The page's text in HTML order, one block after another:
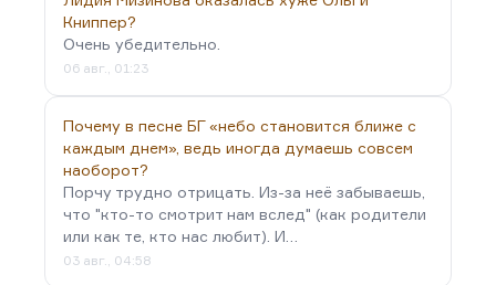
Книппер?
Очень убедительно.
06 авг., 01:23
Почему в песне БГ «небо становится ближе с
каждым днем», ведь иногда думаешь совсем
наоборот?
Порчу трудно отрицать. Из-за неё забываешь,
что "кто-то смотрит нам вслед" (как родители
или как те, кто нас любит). И…
03 авг., 04:58